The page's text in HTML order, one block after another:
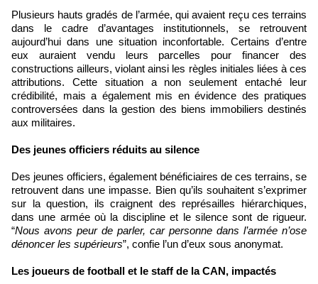
Plusieurs hauts gradés de l’armée, qui avaient reçu ces terrains
dans le cadre d’avantages institutionnels, se retrouvent
aujourd’hui dans une situation inconfortable. Certains d’entre
eux auraient vendu leurs parcelles pour financer des
constructions ailleurs, violant ainsi les règles initiales liées à ces
attributions. Cette situation a non seulement entaché leur
crédibilité, mais a également mis en évidence des pratiques
controversées dans la gestion des biens immobiliers destinés
aux militaires.
Des jeunes officiers réduits au silence
Des jeunes officiers, également bénéficiaires de ces terrains, se
retrouvent dans une impasse. Bien qu’ils souhaitent s’exprimer
sur la question, ils craignent des représailles hiérarchiques,
dans une armée où la discipline et le silence sont de rigueur.
“Nous avons peur de parler, car personne dans l’armée n’ose
dénoncer les supérieurs”, confie l’un d’eux sous anonymat.
Les joueurs de football et le staff de la CAN, impactés